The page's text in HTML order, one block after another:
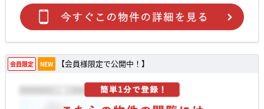
会員限定 NEW 【会員様限定で公開中！】